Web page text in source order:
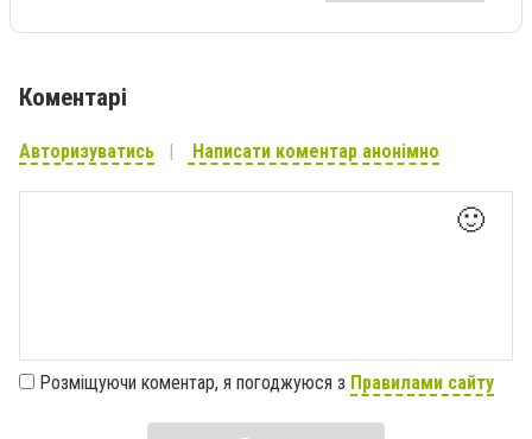
Коментарі
Авторизуватись Написати коментар анонімно
🙂
Розміщуючи коментар, я погоджуюся з Правилами сайту